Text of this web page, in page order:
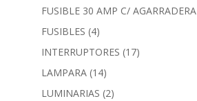
FUSIBLE 30 AMP C/ AGARRADERA
FUSIBLES (4)
INTERRUPTORES (17)
LAMPARA (14)
LUMINARIAS (2)